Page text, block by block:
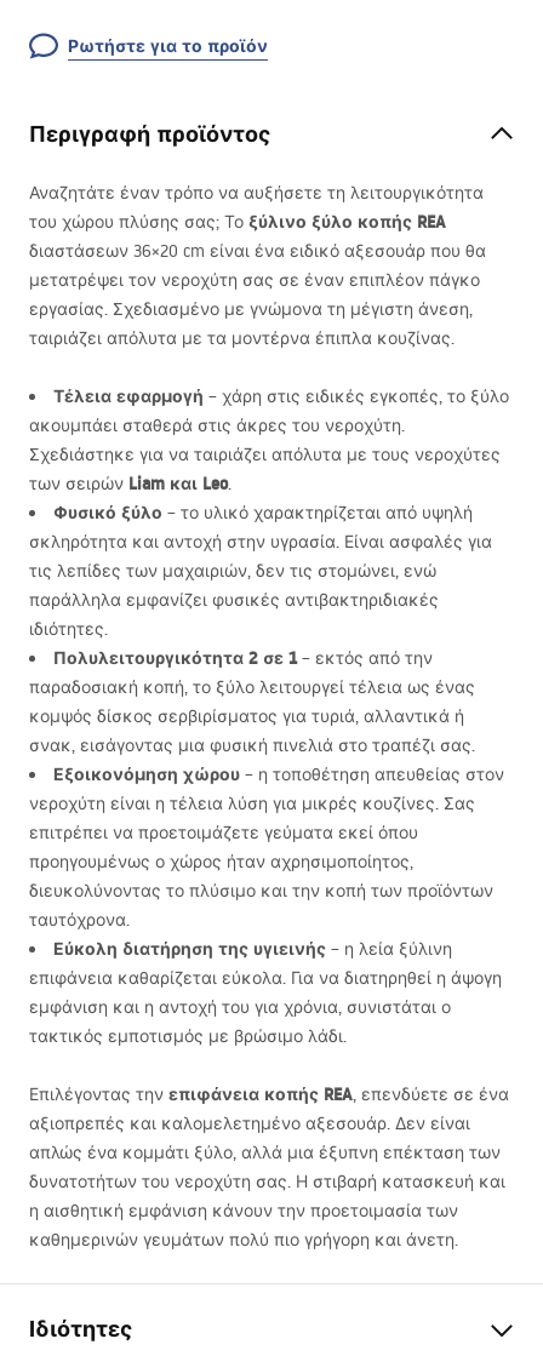
Ρωτήστε για το προϊόν
Περιγραφή προϊόντος
Αναζητάτε έναν τρόπο να αυξήσετε τη λειτουργικότητα
του χώρου πλύσης σας; Το ξύλινο ξύλο κοπής REA
διαστάσεων 36×20 cm είναι ένα ειδικό αξεσουάρ που θα
μετατρέψει τον νεροχύτη σας σε έναν επιπλέον πάγκο
εργασίας. Σχεδιασμένο με γνώμονα τη μέγιστη άνεση,
ταιριάζει απόλυτα με τα μοντέρνα έπιπλα κουζίνας.
Τέλεια εφαρμογή – χάρη στις ειδικές εγκοπές, το ξύλο
ακουμπάει σταθερά στις άκρες του νεροχύτη.
Σχεδιάστηκε για να ταιριάζει απόλυτα με τους νεροχύτες
των σειρών Liam και Leo.
Φυσικό ξύλο – το υλικό χαρακτηρίζεται από υψηλή
σκληρότητα και αντοχή στην υγρασία. Είναι ασφαλές για
τις λεπίδες των μαχαιριών, δεν τις στομώνει, ενώ
παράλληλα εμφανίζει φυσικές αντιβακτηριδιακές
ιδιότητες.
Πολυλειτουργικότητα 2 σε 1– εκτός από την
παραδοσιακή κοπή, το ξύλο λειτουργεί τέλεια ως ένας
κομψός δίσκος σερβιρίσματος για τυριά, αλλαντικά ή
σνακ, εισάγοντας μια φυσική πινελιά στο τραπέζι σας.
Εξοικονόμηση χώρου – η τοποθέτηση απευθείας στον
νεροχύτη είναι η τέλεια λύση για μικρές κουζίνες. Σας
επιτρέπει να προετοιμάζετε γεύματα εκεί όπου
προηγουμένως ο χώρος ήταν αχρησιμοποίητος,
διευκολύνοντας το πλύσιμο και την κοπή των προϊόντων
ταυτόχρονα.
Εύκολη διατήρηση της υγιεινής – η λεία ξύλινη
επιφάνεια καθαρίζεται εύκολα. Για να διατηρηθεί η άψογη
εμφάνιση και η αντοχή του για χρόνια, συνιστάται ο
τακτικός εμποτισμός με βρώσιμο λάδι.
Επιλέγοντας την επιφάνεια κοπής REA, επενδύετε σε ένα
αξιοπρεπές και καλομελετημένο αξεσουάρ. Δεν είναι
απλώς ένα κομμάτι ξύλο, αλλά μια έξυπνη επέκταση των
δυνατοτήτων του νεροχύτη σας. Η στιβαρή κατασκευή και
η αισθητική εμφάνιση κάνουν την προετοιμασία των
καθημερινών γευμάτων πολύ πιο γρήγορη και άνετη.
Ιδιότητες